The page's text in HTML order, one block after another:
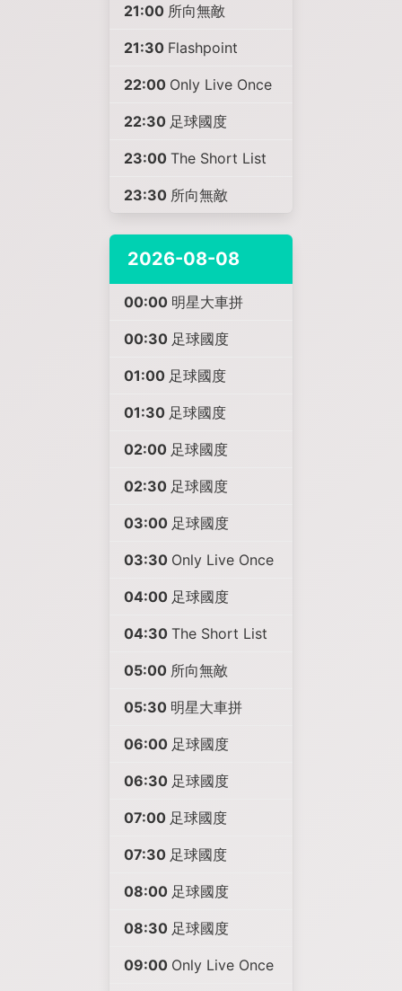
21:00 所向無敵
21:30 Flashpoint
22:00 Only Live Once
22:30 足球國度
23:00 The Short List
23:30 所向無敵
2026-08-08
00:00 明星大車拼
00:30 足球國度
01:00 足球國度
01:30 足球國度
02:00 足球國度
02:30 足球國度
03:00 足球國度
03:30 Only Live Once
04:00 足球國度
04:30 The Short List
05:00 所向無敵
05:30 明星大車拼
06:00 足球國度
06:30 足球國度
07:00 足球國度
07:30 足球國度
08:00 足球國度
08:30 足球國度
09:00 Only Live Once